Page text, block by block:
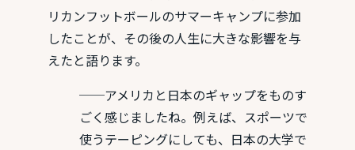
リカンフットボールのサマーキャンプに参加
したことが、その後の人生に大きな影響を与
えたと語ります。
──アメリカと日本のギャップをものす
ごく感じましたね。例えば、スポーツで
使うテーピングにしても、日本の大学で